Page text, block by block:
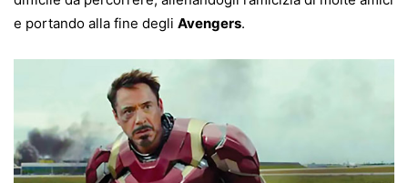
e portando alla fine degli Avengers.